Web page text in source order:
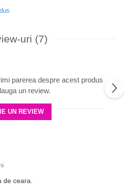
uri (7)
parerea despre acest produs
un review.
UN REVIEW
de ceara.